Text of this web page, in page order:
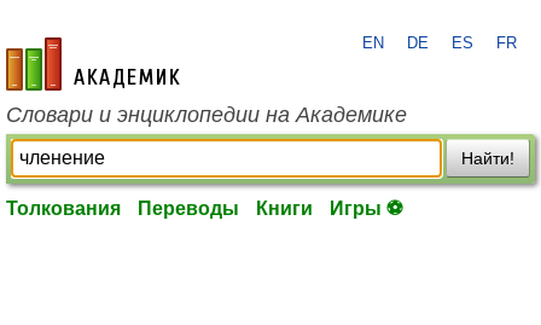
academic.ru
EN DE ES FR
Словари и энциклопедии на Академике
Найти!
Толкования Переводы Книги Игры ⚽